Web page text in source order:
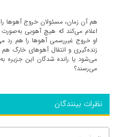
هم آن زمان، مسئولان خروج آهو‌ها را
اعلام می‌کند که هیچ آهویی
او خروج غیررسمی آهوها را هم رد
زنده‌گیری و انتقال آهوهای خارگ
می‌شود یا رانده شدگان این جزیره
می‌رسند؟
نظرات بینندگان